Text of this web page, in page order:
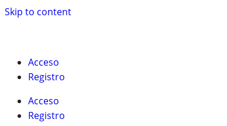
Skip to content
Acceso
Registro
Acceso
Registro